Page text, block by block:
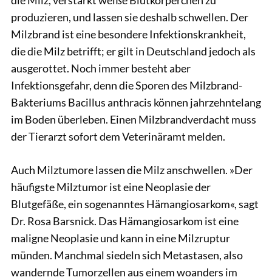
produzieren, und lassen sie deshalb schwellen. Der
Milzbrand ist eine besondere Infektionskrankheit,
die die Milz betrifft; er gilt in Deutschland jedoch als
ausgerottet. Noch immer besteht aber
Infektionsgefahr, denn die Sporen des Milzbrand-
Bakteriums Bacillus anthracis können jahrzehntelang
im Boden überleben. Einen Milzbrandverdacht muss
der Tierarzt sofort dem Veterinäramt melden.
Auch Milztumore lassen die Milz anschwellen. »Der
häufigste Milztumor ist eine Neoplasie der
Blutgefäße, ein sogenanntes Hämangiosarkom«, sagt
Dr. Rosa Barsnick. Das Hämangiosarkom ist eine
maligne Neoplasie und kann in eine Milzruptur
münden. Manchmal siedeln sich Metastasen, also
wandernde Tumorzellen aus einem woanders im